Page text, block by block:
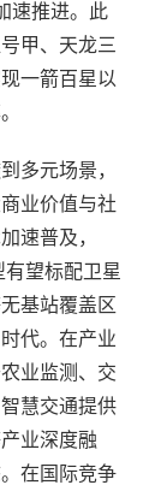
速推进。此
甲、天龙三
一箭百星以
多元场景，
业价值与社
速普及，
望标配卫星
基站覆盖区
代。在产业
业监测、交
慧交通提供
业深度融
在国际竞争